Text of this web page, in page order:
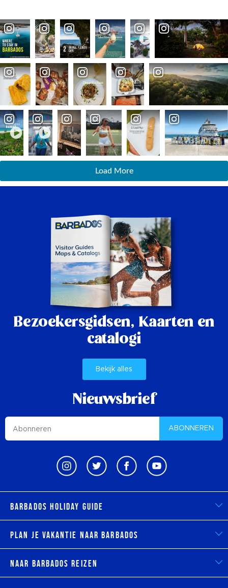
Load More
Bezoekersgidsen, Kaarten en
catalogi
Bekijk alles
Nieuwsbrief
ABONNEREN
Barbados Holiday Guide
Plan je vakantie naar Barbados
Naar Barbados reizen